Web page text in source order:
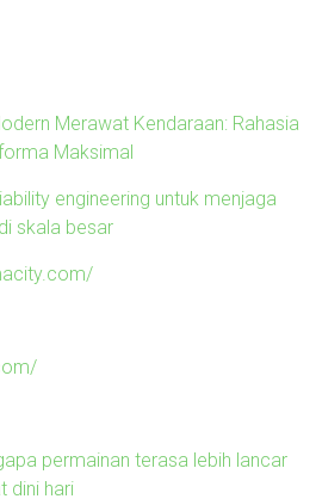
Merawat Kendaraan: Rahasia
Maksimal
engineering untuk menjaga
skala besar
permainan terasa lebih lancar
dini hari